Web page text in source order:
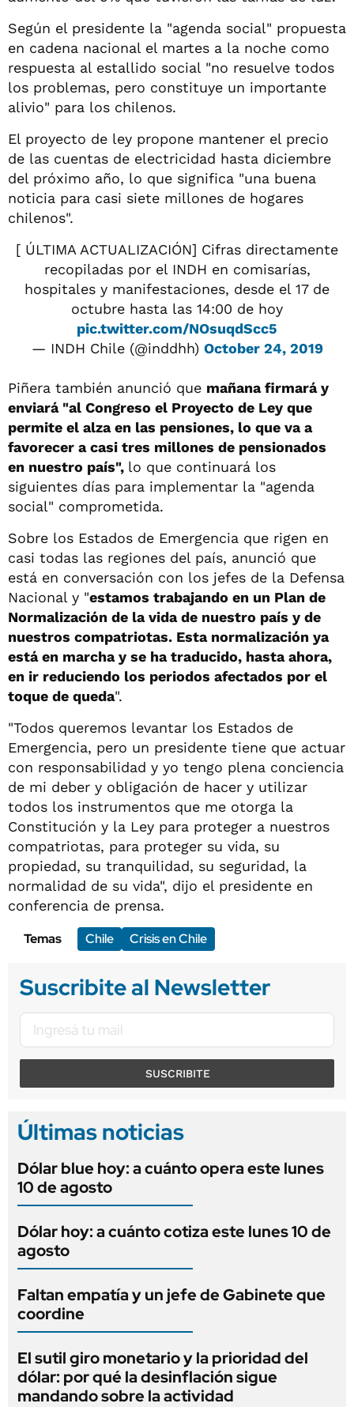
Según el presidente la "agenda social" propuesta
en cadena nacional el martes a la noche como
respuesta al estallido social "no resuelve todos
los problemas, pero constituye un importante
alivio" para los chilenos.
El proyecto de ley propone mantener el precio
de las cuentas de electricidad hasta diciembre
del próximo año, lo que significa "una buena
noticia para casi siete millones de hogares
chilenos".
[ ÚLTIMA ACTUALIZACIÓN] Cifras directamente
recopiladas por el INDH en comisarías,
hospitales y manifestaciones, desde el 17 de
octubre hasta las 14:00 de hoy
pic.twitter.com/NOsuqdScc5
— INDH Chile (@inddhh) October 24, 2019
Piñera también anunció que mañana firmará y
enviará "al Congreso el Proyecto de Ley que
permite el alza en las pensiones, lo que va a
favorecer a casi tres millones de pensionados
en nuestro país", lo que continuará los
siguientes días para implementar la "agenda
social" comprometida.
Sobre los Estados de Emergencia que rigen en
casi todas las regiones del país, anunció que
está en conversación con los jefes de la Defensa
Nacional y "estamos trabajando en un Plan de
Normalización de la vida de nuestro país y de
nuestros compatriotas. Esta normalización ya
está en marcha y se ha traducido, hasta ahora,
en ir reduciendo los periodos afectados por el
toque de queda".
"Todos queremos levantar los Estados de
Emergencia, pero un presidente tiene que actuar
con responsabilidad y yo tengo plena conciencia
de mi deber y obligación de hacer y utilizar
todos los instrumentos que me otorga la
Constitución y la Ley para proteger a nuestros
compatriotas, para proteger su vida, su
propiedad, su tranquilidad, su seguridad, la
normalidad de su vida", dijo el presidente en
conferencia de prensa.
Temas
Chile Crisis en Chile
Suscribite al Newsletter
SUSCRIBITE
Últimas noticias
Dólar blue hoy: a cuánto opera este lunes
10 de agosto
Dólar hoy: a cuánto cotiza este lunes 10 de
agosto
Faltan empatía y un jefe de Gabinete que
coordine
El sutil giro monetario y la prioridad del
dólar: por qué la desinflación sigue
mandando sobre la actividad